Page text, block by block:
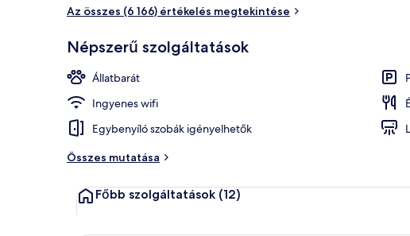
Lobby
Az összes (6 166) értékelés megtekintése
Népszerű szolgáltatások
Állatbarát
Ingyenes wifi
Egybenyíló szobák igényelhetők
Összes mutatása
Főbb szolgáltatások (12)